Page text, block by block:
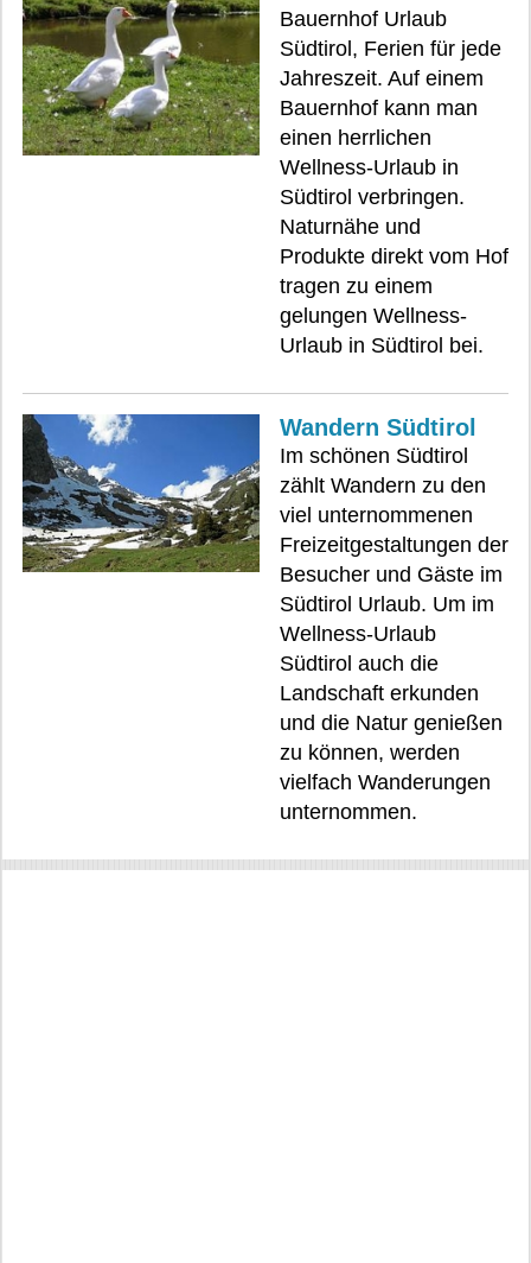
Bauernhof Urlaub
Südtirol, Ferien für jede
Jahreszeit. Auf einem
Bauernhof kann man
einen herrlichen
Wellness-Urlaub in
Südtirol verbringen.
Naturnähe und
Produkte direkt vom Hof
tragen zu einem
gelungen Wellness-
Urlaub in Südtirol bei.
Wandern Südtirol
Im schönen Südtirol
zählt Wandern zu den
viel unternommenen
Freizeitgestaltungen der
Besucher und Gäste im
Südtirol Urlaub. Um im
Wellness-Urlaub
Südtirol auch die
Landschaft erkunden
und die Natur genießen
zu können, werden
vielfach Wanderungen
unternommen.